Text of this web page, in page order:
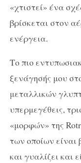
«χτιστεί» ένα
βρίσκεται στον
ενέργεια.
Το πιο
ξενάγησής μου
μεταλλικών
υπερμεγέθεις,
«μορφών» της
των οποίων
και γυαλίζει και